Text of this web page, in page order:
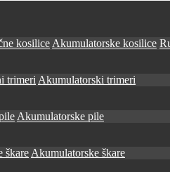
kosilice Akumulatorske kosilice
trimeri Akumulatorski trimeri
Akumulatorske pile
škare Akumulatorske škare